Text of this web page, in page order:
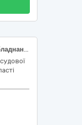
Фотокопіювальне та поліграфічне обладнання для офсетного друку за кодом CPV за ДК 021:2015:30120000-6 (придбання витратних та інших матеріалів до комп’ютерної техніки та оргтехніки - картриджі з тонером для потреби окремих загальних судів м. Харкова та Харківської області)